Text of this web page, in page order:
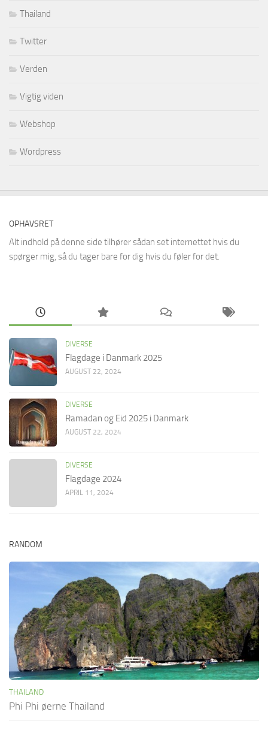
Thailand
Twitter
Verden
Vigtig viden
Webshop
Wordpress
OPHAVSRET
Alt indhold på denne side tilhører sådan set internettet hvis du
spørger mig, så du tager bare for dig hvis du føler for det.
DIVERSE
Flagdage i Danmark 2025
AUGUST 22, 2024
DIVERSE
Ramadan og Eid 2025 i Danmark
AUGUST 22, 2024
DIVERSE
Flagdage 2024
APRIL 11, 2024
RANDOM
THAILAND
Phi Phi øerne Thailand